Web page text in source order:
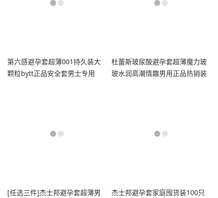
第六感避孕套超薄001持久装大
颗粒bytt正品安全套男士专用
杜蕾斯玻尿酸避孕套超薄魔力玻
玻水润高潮情趣男用正品热销装
[任选三件]杰士邦避孕套超薄男
杰士邦避孕套家庭囤货装100只